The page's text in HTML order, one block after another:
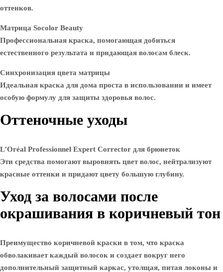
оттенков.
Матрица Socolor Beauty
Профессиональная краска, помогающая добиться
естественного результата и придающая волосам блеск.
Синхронизация цвета матрицы
Идеальная краска для дома проста в использовании и имеет
особую формулу для защиты здоровья волос.
Оттеночные уходы
L’Oréal Professionnel Expert Corrector для брюнеток
Эти средства помогают выровнять цвет волос, нейтрализуют
красные оттенки и придают цвету большую глубину.
Уход за волосами после
окрашивания в коричневый тон
Преимущество коричневой краски в том, что краска
обволакивает каждый волосок и создает вокруг него
дополнительный защитный каркас, утолщая, питая локоны и